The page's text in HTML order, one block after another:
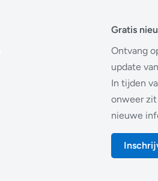
Gratis
Ontvang
update
In tijden
onweer
nieuwe